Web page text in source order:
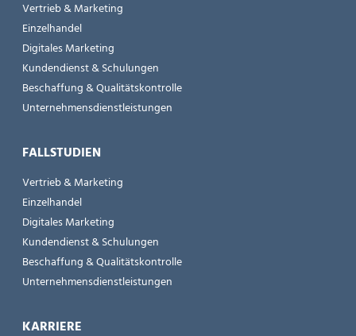
Vertrieb & Marketing
Einzelhandel
Digitales Marketing
Kundendienst & Schulungen
Beschaffung & Qualitätskontrolle
Unternehmensdienstleistungen
FALLSTUDIEN
Vertrieb & Marketing
Einzelhandel
Digitales Marketing
Kundendienst & Schulungen
Beschaffung & Qualitätskontrolle
Unternehmensdienstleistungen
KARRIERE